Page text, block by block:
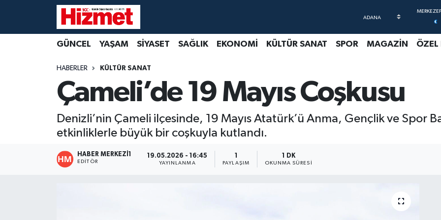
GÜNCEL YAŞAM SİYASET SAĞLIK EKONOMİ KÜLTÜR SANAT SPOR MAGAZİN ÖZEL
HABERLER KÜLTÜR SANAT
Çameli’de 19 Mayıs Coşkusu
Denizli’nin Çameli ilçesinde, 19 Mayıs Atatürk’ü Anma, Gençlik ve Spor
etkinliklerle büyük bir coşkuyla kutlandı.
HABER MERKEZI1
EDITÖR
19.05.2026 - 16:45
YAYINLANMA
1
PAYLAŞIM
1 DK
OKUNMA SÜRESI
SİYASET
EKONOMİ
KÜLTÜR SANAT
Denizli Nöbetçi Eczaneler
Denizli Trafik Yoğunluk Haritası
Süper Lig Puan Durumu ve Fikstür
Tüm Manşetler
Son Dakika Haberleri